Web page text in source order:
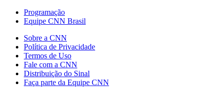
Programação
Equipe CNN Brasil
Sobre a CNN
Política de Privacidade
Termos de Uso
Fale com a CNN
Distribuição do Sinal
Faça parte da Equipe CNN